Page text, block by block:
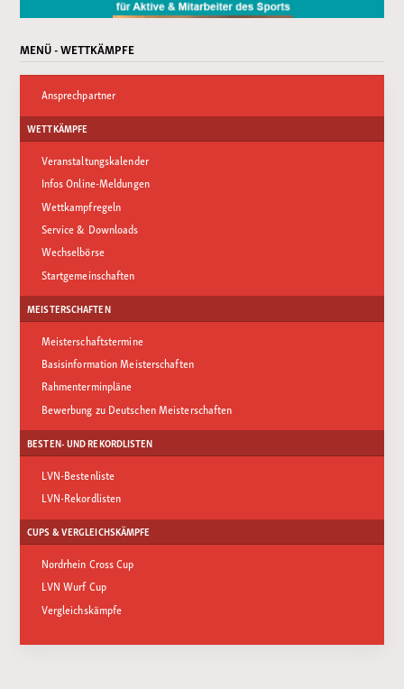
MENÜ - WETTKÄMPFE
Ansprechpartner
WETTKÄMPFE
Veranstaltungskalender
Infos Online-Meldungen
Wettkampfregeln
Service & Downloads
Wechselbörse
Startgemeinschaften
MEISTERSCHAFTEN
Meisterschaftstermine
Basisinformation Meisterschaften
Rahmenterminpläne
Bewerbung zu Deutschen Meisterschaften
BESTEN- UND REKORDLISTEN
LVN-Bestenliste
LVN-Rekordlisten
CUPS & VERGLEICHSKÄMPFE
Nordrhein Cross Cup
LVN Wurf Cup
Vergleichskämpfe